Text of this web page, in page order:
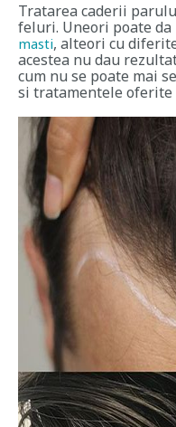
Tratarea caderii
feluri. Uneori poate
masti, alteori cu
acestea nu dau
cum nu se poate mai
si tratamentele oferite